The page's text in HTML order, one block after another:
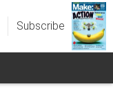
Subscribe